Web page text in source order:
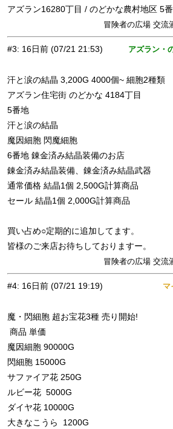
アズラン16280丁目 / のどかな農村地区 5
冒険者の広場 交流
#3: 16日前 (07/21 21:53) アズラン・
汗と涙の結晶 3,200G 4000個~ 細胞2種類
アズラン住宅街 のどかな 4184丁目
5番地
汗と涙の結晶
魔因細胞 閃魔細胞
6番地 錬金済み結晶装備のお店
錬金済み結晶装備、錬金済み結晶武器
通常価格 結晶1個 2,500G計算商品
セール 結晶1個 2,000G計算商品
買い占め○定期的に追加してます。
皆様のご来店お待ちしておりますー。
冒険者の広場 交流
#4: 16日前 (07/21 19:19) マ
魔・閃細胞 超お宝花3種 売り開始!
商品 単価
魔因細胞 90000G
閃細胞 15000G
サファイア花 250G
ルビー花 5000G
ダイヤ花 10000G
大きなこうら 1200G